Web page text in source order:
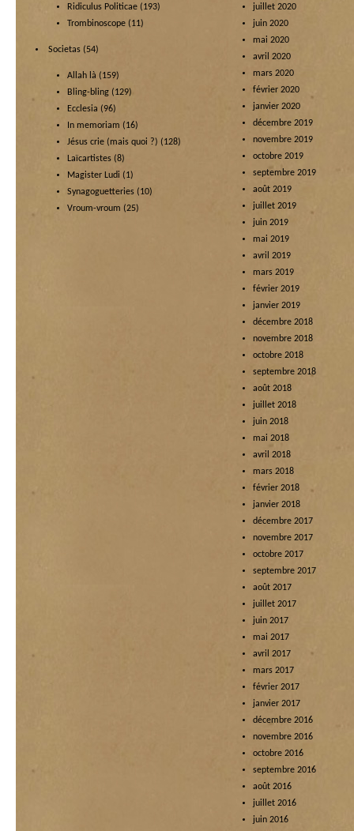
Ridiculus Politicae (193)
Trombinoscope (11)
Societas (54)
Allah là (159)
Bling-bling (129)
Ecclesia (96)
In memoriam (16)
Jésus crie (mais quoi ?) (128)
Laïcartistes (8)
Magister Ludi (1)
Synagoguetteries (10)
Vroum-vroum (25)
juillet 2020
juin 2020
mai 2020
avril 2020
mars 2020
février 2020
janvier 2020
décembre 2019
novembre 2019
octobre 2019
septembre 2019
août 2019
juillet 2019
juin 2019
mai 2019
avril 2019
mars 2019
février 2019
janvier 2019
décembre 2018
novembre 2018
octobre 2018
septembre 2018
août 2018
juillet 2018
juin 2018
mai 2018
avril 2018
mars 2018
février 2018
janvier 2018
décembre 2017
novembre 2017
octobre 2017
septembre 2017
août 2017
juillet 2017
juin 2017
mai 2017
avril 2017
mars 2017
février 2017
janvier 2017
décembre 2016
novembre 2016
octobre 2016
septembre 2016
août 2016
juillet 2016
juin 2016